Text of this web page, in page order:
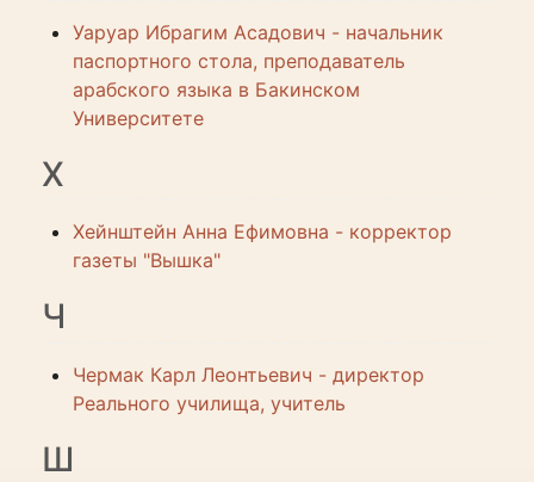
Уаруар Ибрагим Асадович - начальник
паспортного стола, преподаватель
арабского языка в Бакинском
Университете
Х
Хейнштейн Анна Ефимовна - корректор
газеты "Вышка"
Ч
Чермак Карл Леонтьевич - директор
Реального училища, учитель
Ш